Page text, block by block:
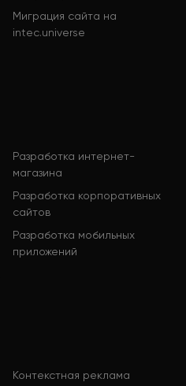
Миграция сайта на
intec.universe
Разработка интернет-
магазина
Разработка корпоративных
сайтов
Разработка мобильных
приложений
Контекстная реклама